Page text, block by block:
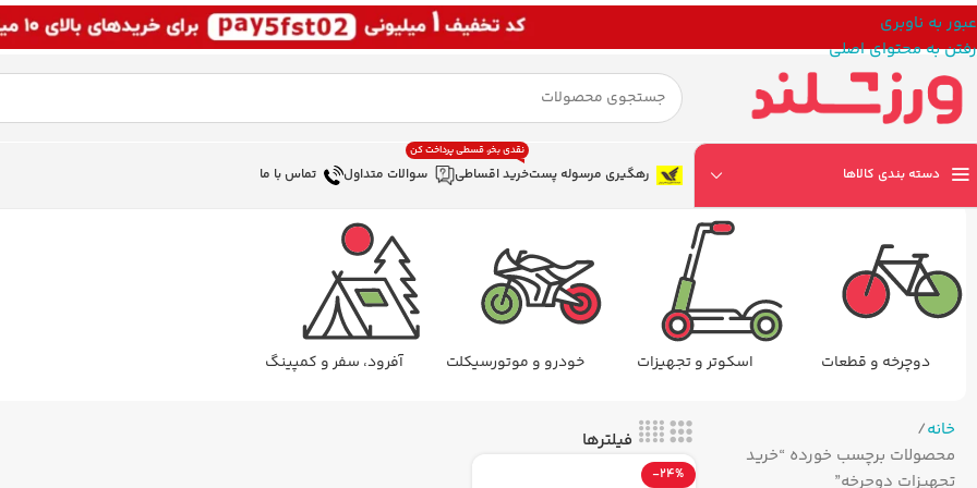
عبور به ناوبری
رفتن به محتوای اصلی
دسته بندی کالاها رهگیری مرسوله پستخرید اقساطی
نقدی بخر، قسطی پرداخت کن
سوالات متداول تماس با ما
دوچرخه و قطعات اسکوتر و تجهیزات خودرو و موتورسیکلت آفرود، سفر و کمپینگ
خانه
محصولات برچسب خورده “خرید
تجهیزات دوچرخه”
فیلترها
-24%